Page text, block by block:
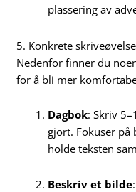
plassering av
5. Konkrete
Nedenfor finner du
for å bli mer
Dagbok: Skriv
gjort. Fokuser
holde teksten
Beskriv et bilde